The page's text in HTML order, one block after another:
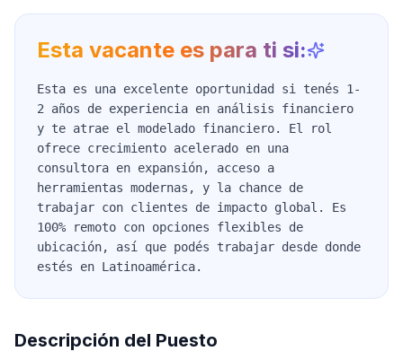
Esta vacante es para ti si:
Esta es una excelente oportunidad si tenés 1-
2 años de experiencia en análisis financiero
y te atrae el modelado financiero. El rol
ofrece crecimiento acelerado en una
consultora en expansión, acceso a
herramientas modernas, y la chance de
trabajar con clientes de impacto global. Es
100% remoto con opciones flexibles de
ubicación, así que podés trabajar desde donde
estés en Latinoamérica.
Descripción del Puesto